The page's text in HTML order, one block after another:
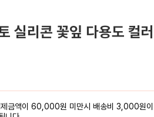
실리콘 꽃잎 다용도 컬
제금액이 60,000원 미만시 배송비 3,000원이